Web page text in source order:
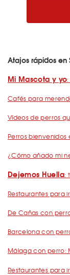
Atajos rápidos en
Mi Mascota y yo
Cafés para
Vídeos de perros
Perros bienvenidos
¿Cómo añado mi
Dejemos Huella:
Restaurantes para
De Cañas con
Barcelona con
Málaga con perro:
Restaurantes para